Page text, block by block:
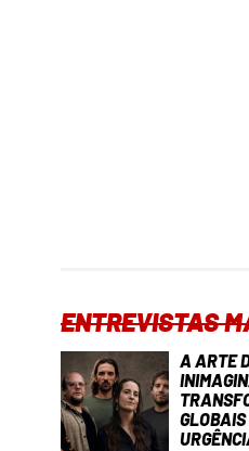
ENTREVISTAS
A ARTE
GLOBAIS